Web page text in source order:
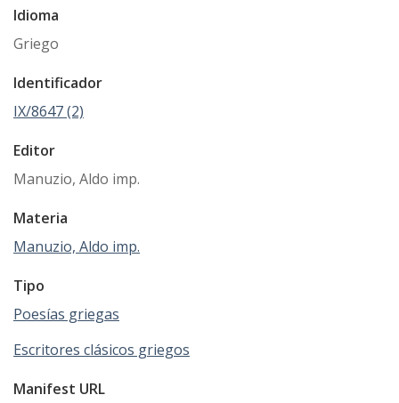
Idioma
Griego
Identificador
IX/8647 (2)
Editor
Manuzio, Aldo imp.
Materia
Manuzio, Aldo imp.
Tipo
Poesías griegas
Escritores clásicos griegos
Manifest URL